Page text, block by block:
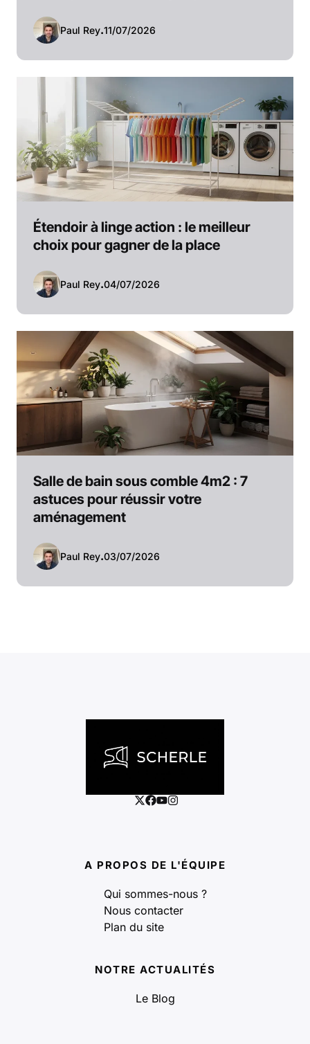
Paul Rey.11/07/2026
Étendoir à linge action : le meilleur
choix pour gagner de la place
Paul Rey.04/07/2026
Salle de bain sous comble 4m2 : 7
astuces pour réussir votre
aménagement
Paul Rey.03/07/2026
A PROPOS DE L'ÉQUIPE
Qui sommes-nous ?
Nous contacter
Plan du site
NOTRE ACTUALITÉS
Le Blog